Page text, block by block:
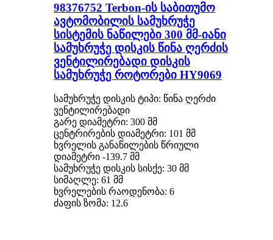
98376752 Terbon-ის საბითუმო
ავტომობილის სამუხრუჭე
სისტემის ნაწილები 300 მმ-იანი
სამუხრუჭე დისკის წინა ღერძის
ვენტილირებადი დისკის
სამუხრუჭე როტორები HY9069
სამუხრუჭე დისკის ტიპი: წინა ღერძი
ვენტილირებადი
გარე დიამეტრი: 300 მმ
ცენტრირების დიამეტრი: 101 მმ
ხვრელის განაწილების წრიული
დიამეტრი -139.7 მმ
სამუხრუჭე დისკის სისქე: 30 მმ
სიმაღლე: 61 მმ
ხვრელების რაოდენობა: 6
ძაფის ზომა: 12.6